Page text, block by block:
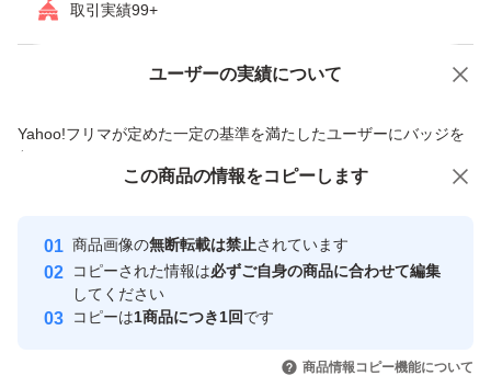
取引実績99+
ユーザーの実績について
Yahoo!フリマが定めた一定の基準を満たしたユーザーにバッジを
付与しています
安心取引出品者
心・安全なユーザーです
取引実績
引を完了させた実績があります
価格の相談 商品への質問
この商品の情報をコピーします
商品画像の無断転載は禁止されています
コピーされた情報は必ずご自身の商品に合わせて編集
してください
コピーは1商品につき1回です
商品情報コピー機能について
この商品をみている人にオススメ